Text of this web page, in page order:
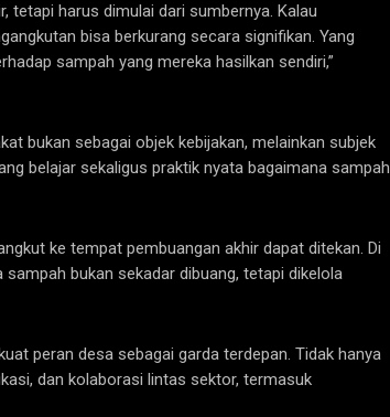
tetapi harus dimulai dari sumbernya. Kalau
bisa berkurang secara signifikan. Yang
sampah yang mereka hasilkan sendiri,”
bukan sebagai objek kebijakan, melainkan subjek
belajar sekaligus praktik nyata bagaimana sampah
ke tempat pembuangan akhir dapat ditekan. Di
bukan sekadar dibuang, tetapi dikelola
peran desa sebagai garda terdepan. Tidak hanya
dan kolaborasi lintas sektor, termasuk